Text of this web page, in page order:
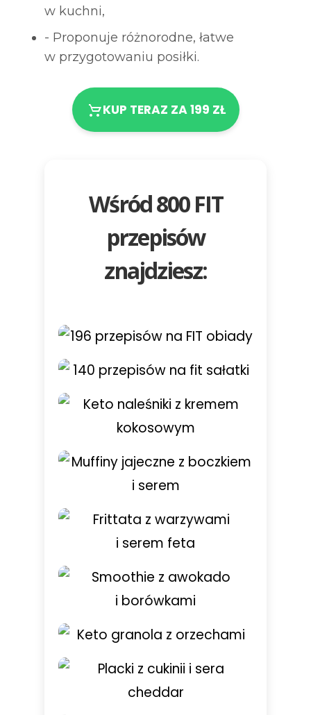
w kuchni,
- Proponuje różnorodne, łatwe
w przygotowaniu posiłki.
KUP TERAZ ZA 199 ZŁ
Wśród 800 FIT
przepisów
znajdziesz: